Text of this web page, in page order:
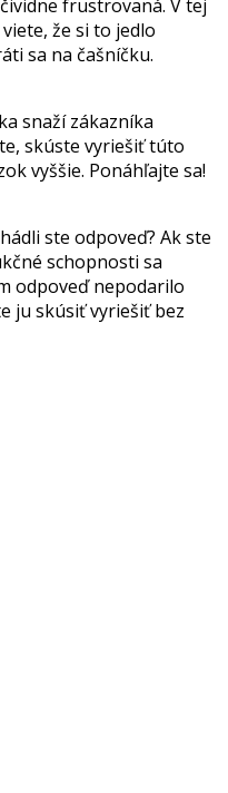
frustrovaná. V tej
že si to jedlo
sa na čašníčku.
snaží zákazníka
skúste vyriešiť túto
vyššie. Ponáhľajte sa!
ste odpoveď? Ak ste
schopnosti sa
odpoveď nepodarilo
ju skúsiť vyriešiť bez